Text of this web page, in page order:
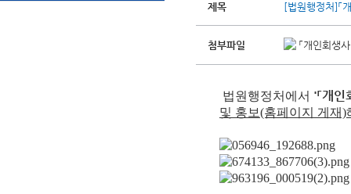
제목 [법원행정처]「
첨부파일 「개인회생
법원행정처 에서 '「개
및 홍보(홈페이지 게재)